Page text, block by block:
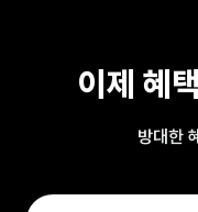
이제 혜
방대한